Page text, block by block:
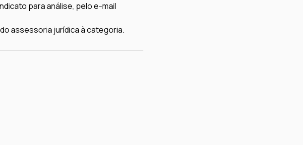
para análise, pelo e-mail
assessoria jurídica à categoria.